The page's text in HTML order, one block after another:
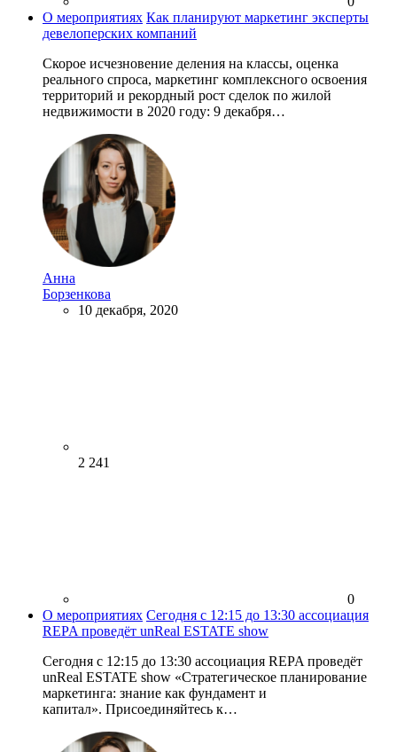
О мероприятиях Как планируют маркетинг эксперты
девелоперских компаний
Скорое исчезновение деления на классы, оценка
реального спроса, маркетинг комплексного освоения
территорий и рекордный рост сделок по жилой
недвижимости в 2020 году: 9 декабря…
Анна
Борзенкова
10 декабря, 2020
2 241
0
О мероприятиях Сегодня с 12:15 до 13:30 ассоциация
REPA проведёт unReal ESTATE show
Сегодня с 12:15 до 13:30 ассоциация REPA проведёт
unReal ESTATE show «Стратегическое планирование
маркетинга: знание как фундамент и
капитал». Присоединяйтесь к…